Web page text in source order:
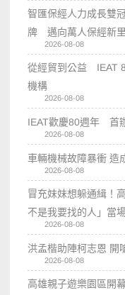
智匯保經人力成長雙
牌 邁向萬人保經新
2026-08-08
從經貿到公益 IEAT
機構
2026-08-08
IEAT歡慶80週年 首
2026-08-08
車輛機械故障暴衝 造
2026-08-08
冒充妹妹想躲通緝！
不是我要找的人」當
2026-08-08
洪孟楷助陣柯志恩 開
2026-08-08
高雄親子遊樂園區開